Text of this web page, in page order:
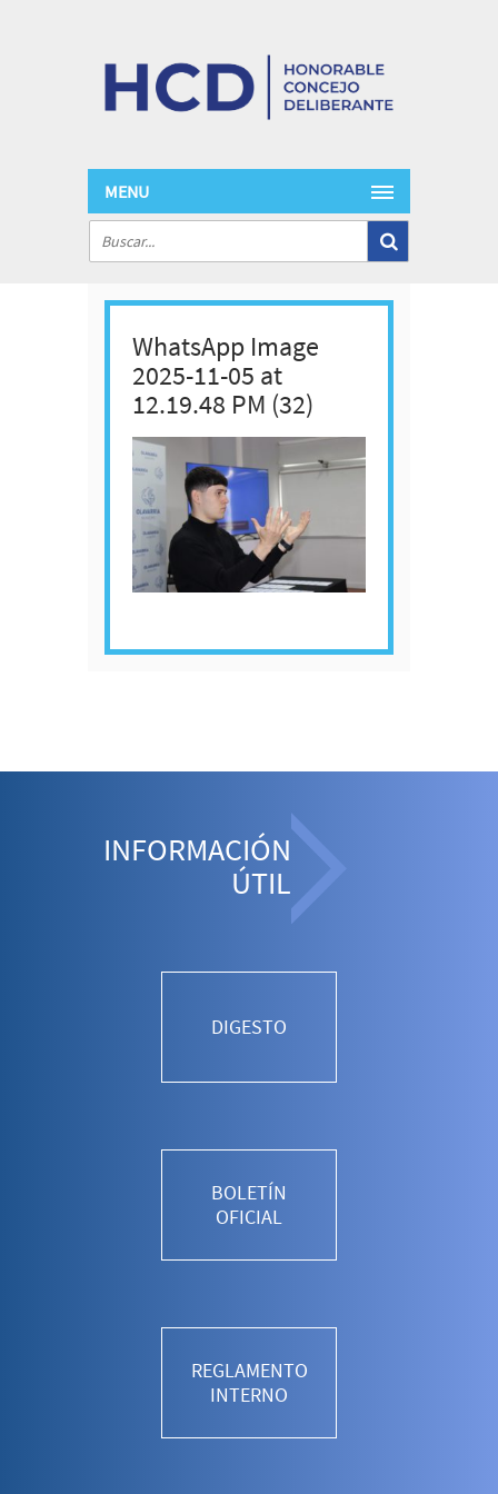
MENU
WhatsApp Image
2025-11-05 at
12.19.48 PM (32)
INFORMACIÓN
ÚTIL
DIGESTO
BOLETÍN
OFICIAL
REGLAMENTO
INTERNO